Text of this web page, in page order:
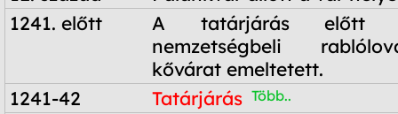
1241. előtt
A tatárjárás előtt
nemzetségbeli
kővárat emeltetett.
1241-42
Tatárjárás Több..